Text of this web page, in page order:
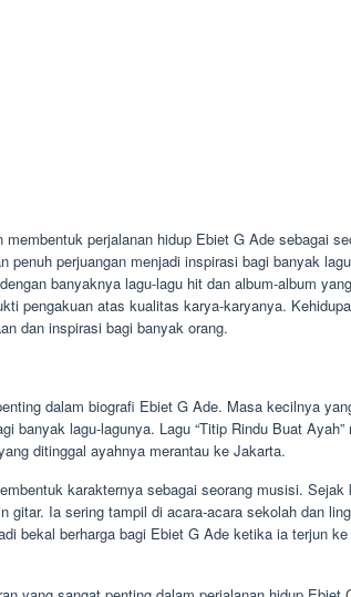
perjalanan hidup Ebiet G Ade sebagai
penuh perjuangan menjadi inspirasi bagi banyak
banyaknya lagu-lagu hit dan album-album
pengakuan atas kualitas karya-karyanya.
dan inspirasi bagi banyak orang.
dalam biografi Ebiet G Ade. Masa kecilnya
banyak lagu-lagunya. Lagu “Titip Rindu Buat Ayah”
ditinggal ayahnya merantau ke Jakarta.
karakternya sebagai seorang musisi. Sejak
gitar. Ia sering tampil di acara-acara sekolah dan
bekal berharga bagi Ebiet G Ade ketika ia terjun